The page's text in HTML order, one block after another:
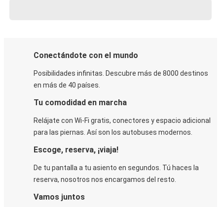
Conectándote con el mundo
Posibilidades infinitas. Descubre más de 8000 destinos
en más de 40 países.
Tu comodidad en marcha
Relájate con Wi-Fi gratis, conectores y espacio adicional
para las piernas. Así son los autobuses modernos.
Escoge, reserva, ¡viaja!
De tu pantalla a tu asiento en segundos. Tú haces la
reserva, nosotros nos encargamos del resto.
Vamos juntos